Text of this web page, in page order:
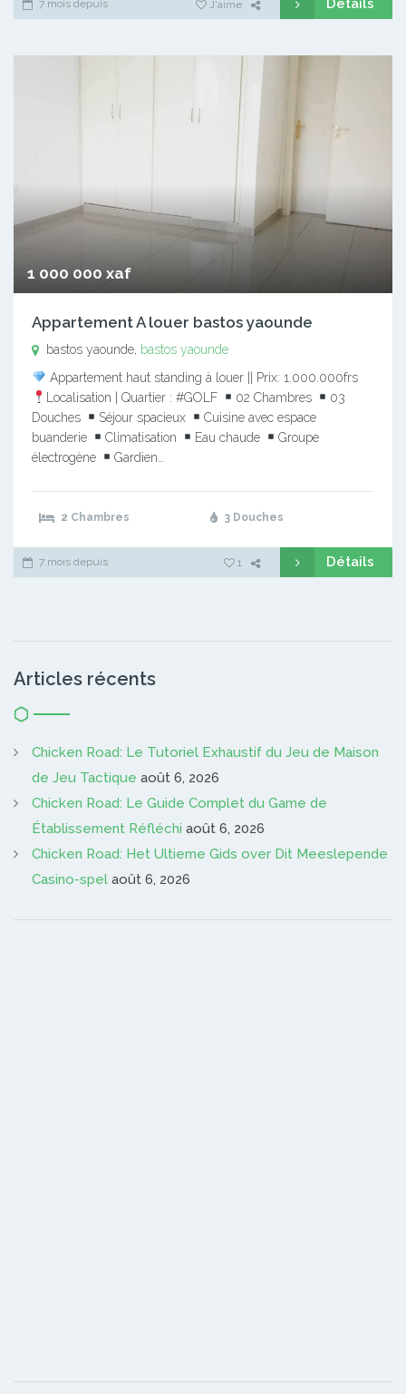
7 mois depuis J'aime Détails
1 000 000 xaf
Appartement A louer bastos yaounde
bastos yaounde, bastos yaounde
Appartement haut standing à louer || Prix: 1.000.000frs
Localisation | Quartier : #GOLF
02 Chambres
03
Douches
Séjour spacieux
Cuisine avec espace
buanderie
Climatisation Eau chaude
Groupe
électrogène
Gardien…
2 Chambres 3 Douches
7 mois depuis 1 Détails
Articles récents
Chicken Road: Le Tutoriel Exhaustif du Jeu de Maison
de Jeu Tactique août 6, 2026
Chicken Road: Le Guide Complet du Game de
Établissement Réfléchi août 6, 2026
Chicken Road: Het Ultieme Gids over Dit Meeslepende
Casino-spel août 6, 2026